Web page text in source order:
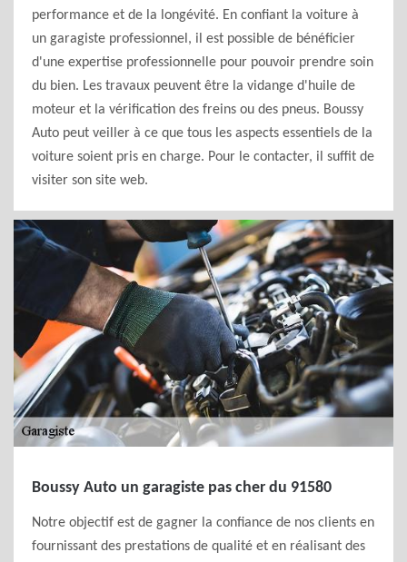
performance et de la longévité. En confiant la voiture à
un garagiste professionnel, il est possible de bénéficier
d'une expertise professionnelle pour pouvoir prendre soin
du bien. Les travaux peuvent être la vidange d'huile de
moteur et la vérification des freins ou des pneus. Boussy
Auto peut veiller à ce que tous les aspects essentiels de la
voiture soient pris en charge. Pour le contacter, il suffit de
visiter son site web.
Boussy Auto un garagiste pas cher du 91580
Notre objectif est de gagner la confiance de nos clients en
fournissant des prestations de qualité et en réalisant des